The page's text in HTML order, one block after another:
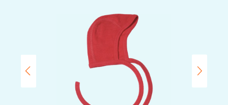
Bildergalerie überspringen